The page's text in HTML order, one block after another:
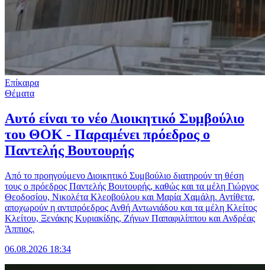
Επίκαιρα
Θέματα
Αυτό είναι το νέο Διοικητικό Συμβούλιο
του ΘΟΚ - Παραμένει πρόεδρος ο
Παντελής Βουτουρής
Από το προηγούμενο Διοικητικό Συμβούλιο διατηρούν τη θέση
τους ο πρόεδρος Παντελής Βουτουρής, καθώς και τα μέλη Γιώργος
Θεοδοσίου, Νικολέτα Κλεοβούλου και Μαρία Χαμάλη. Αντίθετα,
αποχωρούν η αντιπρόεδρος Ανθή Αντωνιάδου και τα μέλη Κλείτος
Κλείτου, Ξενάκης Κυριακίδης, Ζήνων Παπαφιλίππου και Ανδρέας
Άππιος.
06.08.2026 18:34